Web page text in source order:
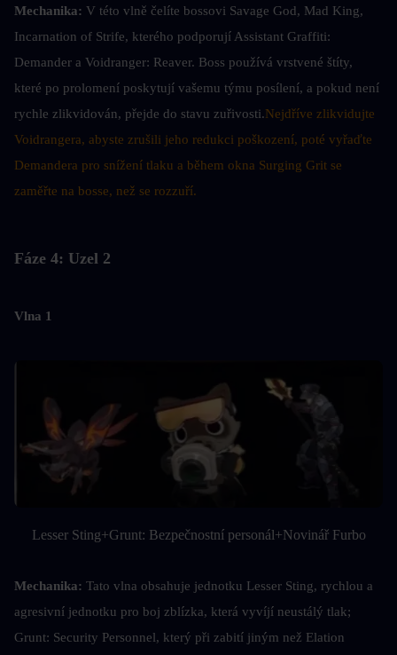
Mechanika: V této vlně čelíte bossovi Savage God, Mad King,
Incarnation of Strife, kterého podporují Assistant Graffiti:
Demander a Voidranger: Reaver. Boss používá vrstvené štíty,
které po prolomení poskytují vašemu týmu posílení, a pokud není
rychle zlikvidován, přejde do stavu zuřivosti.Nejdříve zlikvidujte
Voidrangera, abyste zrušili jeho redukci poškození, poté vyřaďte
Demandera pro snížení tlaku a během okna Surging Grit se
zaměřte na bosse, než se rozzuří.
Fáze 4: Uzel 2
Vlna 1
Lesser Sting+Grunt: Bezpečnostní personál+Novinář Furbo
Mechanika: Tato vlna obsahuje jednotku Lesser Sting, rychlou a
agresivní jednotku pro boj zblízka, která vyvíjí neustálý tlak;
Grunt: Security Personnel, který při zabití jiným než Elation